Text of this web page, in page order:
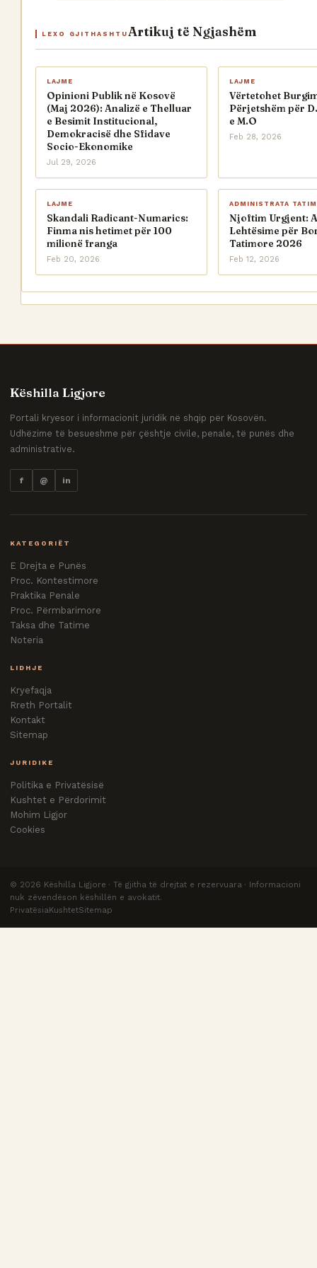
LEXO GJITHASHTU Artikuj të Ngjashëm
LAJME
Opinioni Publik në Kosovë
(Maj 2026): Analizë e Thelluar
e Besimit Institucional,
Demokracisë dhe Sfidave
Socio-Ekonomike
Jul 29, 2026
LAJME
Vërtetohet
Përjetshëm për
e M.O
Feb 28, 2026
LAJME
Skandali Radicant-Numarics:
Finma nis hetimet për 100
milionë franga
Feb 20, 2026
ADMINISTRATA
Njoftim Urgjent:
Lehtësime për
Tatimore 2026
Feb 12, 2026
Këshilla Ligjore
Portali kryesor i informacionit juridik në shqip për Kosovën.
Udhëzime të besueshme për çështje civile, penale, të punës dhe
administrative.
f @ in
KATEGORIËT
E Drejta e Punës
Proc. Kontestimore
Praktika Penale
Proc. Përmbarimore
Taksa dhe Tatime
Noteria
LIDHJE
Kryefaqja
Rreth Portalit
Kontakt
Sitemap
JURIDIKE
Politika e Privatësisë
Kushtet e Përdorimit
Mohim Ligjor
Cookies
© 2026 Këshilla Ligjore · Të gjitha të drejtat e rezervuara · Informacioni
nuk zëvendëson këshillën e avokatit.
PrivatësiaKushtetSitemap